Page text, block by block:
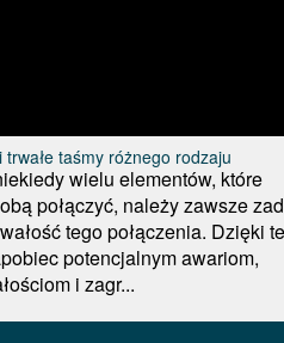
trwałe taśmy różnego rodzaju
wielu elementów, które
połączyć, należy zawsze
tego połączenia. Dzięki
potencjalnym awariom,
i zagr...